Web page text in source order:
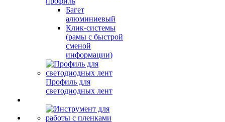
Багет
алюминиевый
Клик-системы
(рамы с быстрой
сменой
информации)
Профиль для
светодиодных лент